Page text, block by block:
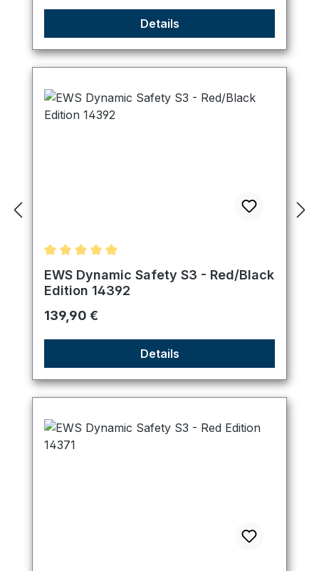
Details
Durchschnittliche Bewertung von 5 von 5 Sternen
EWS Dynamic Safety S3 - Red/Black
Edition 14392
Regulärer Preis:
139,90 €
Details